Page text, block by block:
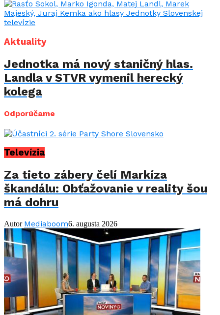
Aktuality
Jednotka má nový staničný hlas.
Landla v STVR vymenil herecký
kolega
Odporúčame
Televízia
Za tieto zábery čelí Markíza
škandálu: Obťažovanie v reality šou
má dohru
Autor Mediaboom6. augusta 2026